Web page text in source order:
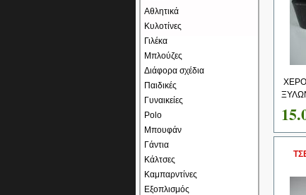
Αθλητικά
Κυλοτίνες
Γιλέκα
Μπλούζες
Διάφορα σχέδια
Παιδικές
Γυναικείες
Polo
Μπουφάν
Γάντια
Κάλτσες
Καμπαρντίνες
Εξοπλισμός